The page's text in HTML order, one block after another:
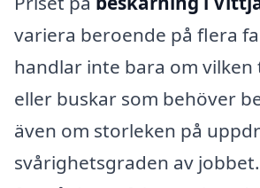
variera beroende på flera
handlar inte bara om vilken
eller buskar som behöver
även om storleken på
svårighetsgraden av